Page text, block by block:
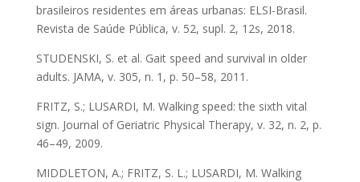
brasileiros residentes em áreas urbanas: ELSI-Brasil.
Revista de Saúde Pública, v. 52, supl. 2, 12s, 2018.
STUDENSKI, S. et al. Gait speed and survival in older
adults. JAMA, v. 305, n. 1, p. 50–58, 2011.
FRITZ, S.; LUSARDI, M. Walking speed: the sixth vital
sign. Journal of Geriatric Physical Therapy, v. 32, n. 2, p.
46–49, 2009.
MIDDLETON, A.; FRITZ, S. L.; LUSARDI, M. Walking